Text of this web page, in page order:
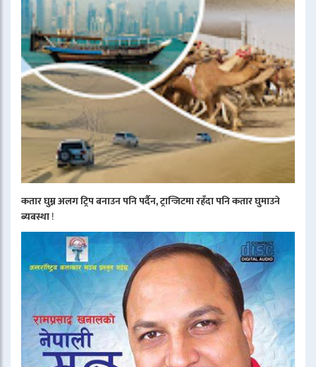
कतार घुम्न अलग ट्रिप बनाउन पनि पर्दैन, ट्रान्जिटमा रहँदा पनि कतार घुमाउने
ब्यबस्था!